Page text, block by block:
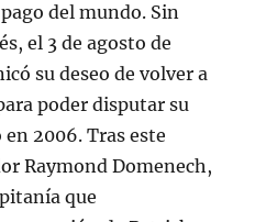
del mundo. Sin
el 3 de agosto de
su deseo de volver a
poder disputar su
2006. Tras este
Raymond Domenech,
que